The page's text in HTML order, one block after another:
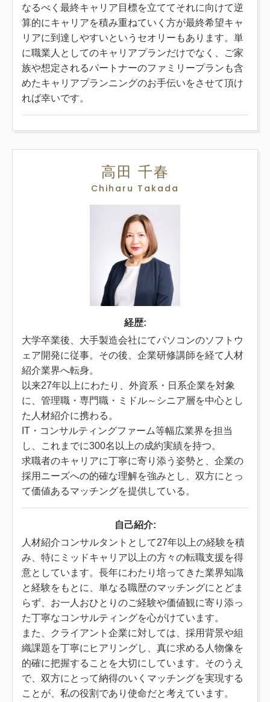
なるべく最終キャリア目標を立ててそれに向けて逆
算的にキャリアを積み重ねていく方が最終希望キャ
リアに到達しやすいというセオリーもあります。単
に職業人としてのキャリアプランだけでなく、ご家
族や想定されるパートナーのファミリープランも含
めたキャリアプランニングのお手伝いをさせて頂け
れば幸いです。
高田 千春
Chiharu Takada
経歴:
大学卒業後、大手製造会社にてパソコンのソフトウ
ェア開発に従事。その後、企業研修講師を経て人材
紹介業界へ転身。
以来27年以上にわたり、外資系・日系企業を対象
に、管理職・専門職・ミドル～シニア層を中心とし
た人材紹介に携わる。
IT・コンサルティングファーム等幅広業界を担当
し、これまでに300名以上の成約実績を持つ。
求職者のキャリアに丁寧に寄り添う姿勢と、企業の
採用ニーズへの的確な理解を強みとし、双方にとっ
て価値あるマッチングを提供している。
自己紹介:
人材紹介コンサルタントとして27年以上の経験を積
み、特にミッドキャリア以上の方々の転職支援を得
意としています。長年にわたり培ってきた業界知識
と経験をもとに、単なる職歴のマッチングにとどま
らず、お一人おひとりのご経験や価値観に寄り添っ
た丁寧なコンサルティングを心がけています。
また、クライアント企業に対しては、採用背景や組
織課題を丁寧にヒアリングし、真に求める人物像を
的確に把握することを大切にしています。そのうえ
で、双方にとって納得のいくマッチングを実現する
ことが、私の役割であり使命だと考えています。